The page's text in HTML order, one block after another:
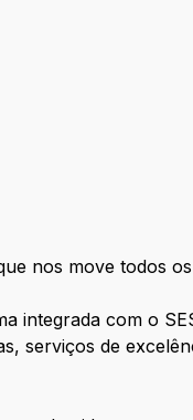
nos move todos
integrada com o
serviços de